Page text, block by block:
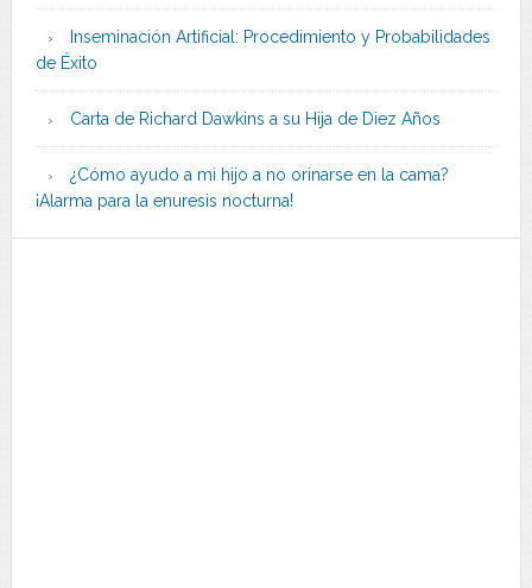
Inseminación Artificial: Procedimiento y Probabilidades
de Éxito
Carta de Richard Dawkins a su Hija de Diez Años
¿Cómo ayudo a mi hijo a no orinarse en la cama?
¡Alarma para la enuresis nocturna!